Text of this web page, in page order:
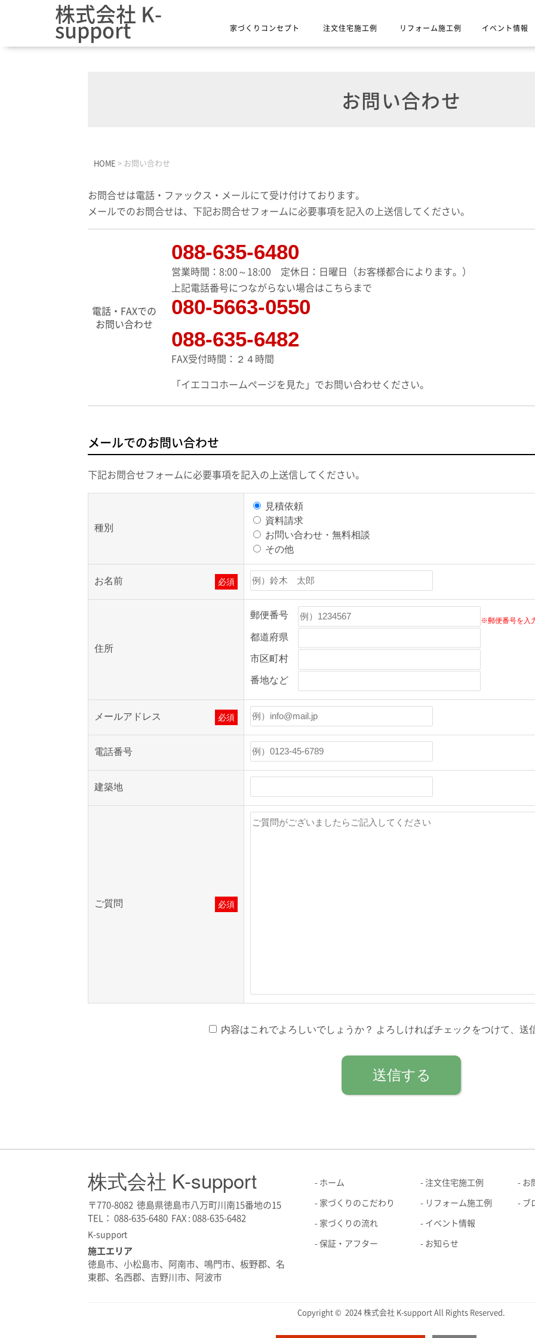
株式会社 K-
support 家づくりコンセプト 注文住宅施工例 リフォーム施工例 イベント情報
お問い合わせ
HOME > お問い合わせ
お問合せは電話・ファックス・メールにて受け付けております。
メールでのお問合せは、下記お問合せフォームに必要事項を記入の上送信してください。
電話・FAXでの
お問い合わせ
088-635-6480
営業時間：8:00～18:00 定休日：日曜日（お客様都合によります。）
上記電話番号につながらない場合はこちらまで
080-5663-0550
088-635-6482
FAX受付時間：２４時間
「イエココホームページを見た」 でお問い合わせください。
メールでのお問い合わせ
下記お問合せフォームに必要事項を記入の上送信してください。
種別
見積依頼
資料請求
お問い合わせ・無料相談
その他
お名前 必須
住所
郵便番号
※郵便番号を入
都道府県
市区町村
番地など
メールアドレス 必須
電話番号
建築地
ご質問 必須
内容はこれでよろしいでしょうか？ よろしければチェックをつけて、送
ホーム
家づくりのこだわり
家づくりの流れ
保証・アフター
注文住宅施工例
リフォーム施工例
イベント情報
お知らせ
お
ブ
株式会社 K-support
〒770-8082 徳島県徳島市八万町川南15番地の15
TEL： 088-635-6480 FAX : 088-635-6482
K-support
施工エリア
徳島市、小松島市、阿南市、鳴門市、板野郡、名
東郡、名西郡、吉野川市、阿波市
Copyright © 2024 株式会社 K-support All Rights Reserved.